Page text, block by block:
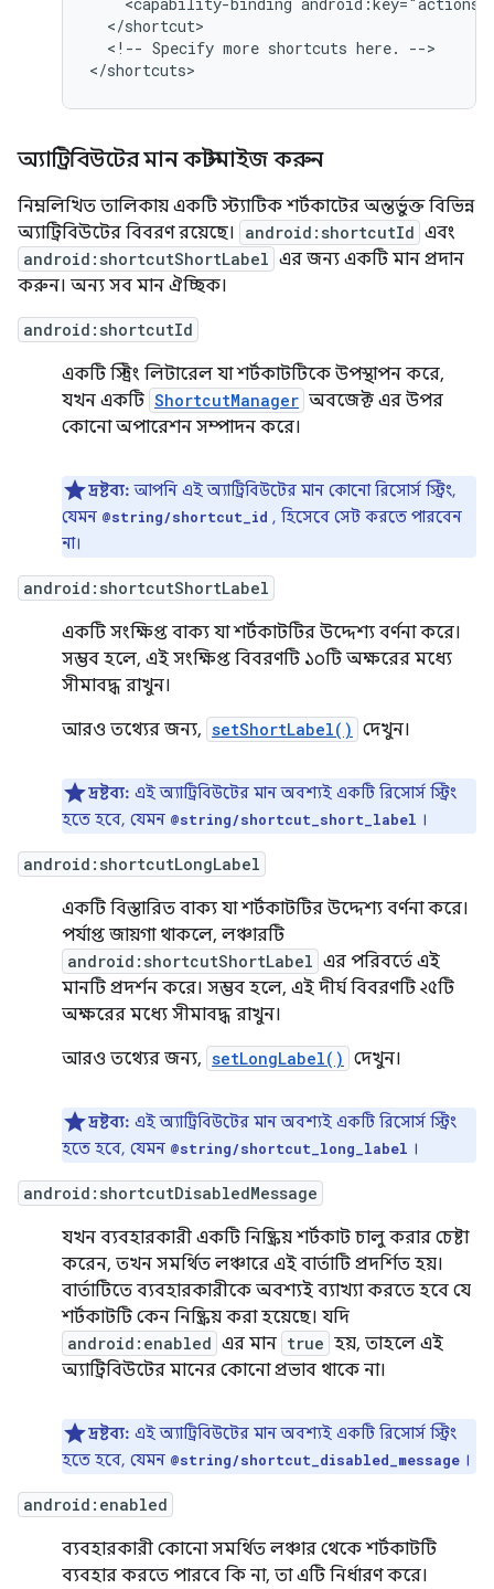
<!-- Specify more shortcuts here.
-->
অ্যাট্রিবিউটের মান কাস্টমাইজ করুন
নিম্নলিখিত তালিকায় একটি স্ট্যাটিক শর্টকাটের অন্তর্ভুক্ত বিভিন্ন
অ্যাট্রিবিউটের বিবরণ রয়েছে।
android:shortcutId এবং
android:shortcutShortLabel এর জন্য একটি মান প্রদান
করুন। অন্য সব মান ঐচ্ছিক।
android:shortcutId
একটি স্ট্রিং লিটারেল যা শর্টকাটটিকে উপস্থাপন করে,
যখন একটি ShortcutManager অবজেক্ট এর উপর
কোনো অপারেশন সম্পাদন করে।
দ্রষ্টব্য: আপনি এই অ্যাট্রিবিউটের মান কোনো রিসোর্স স্ট্রিং,
যেমন @string/shortcut_id , হিসেবে সেট করতে পারবেন
না।
android:shortcutShortLabel
একটি সংক্ষিপ্ত বাক্য যা শর্টকাটটির উদ্দেশ্য বর্ণনা করে।
সম্ভব হলে, এই সংক্ষিপ্ত বিবরণটি ১০টি অক্ষরের মধ্যে
সীমাবদ্ধ রাখুন।
আরও তথ্যের জন্য, setShortLabel() দেখুন।
দ্রষ্টব্য: এই অ্যাট্রিবিউটের মান অবশ্যই একটি রিসোর্স স্ট্রিং
হতে হবে, যেমন @string/shortcut_short_label ।
android:shortcutLongLabel
একটি বিস্তারিত বাক্য যা শর্টকাটটির উদ্দেশ্য বর্ণনা করে।
পর্যাপ্ত জায়গা থাকলে, লঞ্চারটি
android:shortcutShortLabel এর পরিবর্তে এই
মানটি প্রদর্শন করে। সম্ভব হলে, এই দীর্ঘ বিবরণটি ২৫টি
অক্ষরের মধ্যে সীমাবদ্ধ রাখুন।
আরও তথ্যের জন্য, setLongLabel() দেখুন।
দ্রষ্টব্য: এই অ্যাট্রিবিউটের মান অবশ্যই একটি রিসোর্স স্ট্রিং
হতে হবে, যেমন @string/shortcut_long_label ।
android:shortcutDisabledMessage
যখন ব্যবহারকারী একটি নিষ্ক্রিয় শর্টকাট চালু করার চেষ্টা
করেন, তখন সমর্থিত লঞ্চারে এই বার্তাটি প্রদর্শিত হয়।
বার্তাটিতে ব্যবহারকারীকে অবশ্যই ব্যাখ্যা করতে হবে যে
শর্টকাটটি কেন নিষ্ক্রিয় করা হয়েছে। যদি
android:enabled এর মান true হয়, তাহলে এই
অ্যাট্রিবিউটের মানের কোনো প্রভাব থাকে না।
দ্রষ্টব্য: এই অ্যাট্রিবিউটের মান অবশ্যই একটি রিসোর্স স্ট্রিং
হতে হবে, যেমন @string/shortcut_disabled_message ।
android:enabled
ব্যবহারকারী কোনো সমর্থিত লঞ্চার থেকে শর্টকাটটি
ব্যবহার করতে পারবে কি না, তা এটি নির্ধারণ করে।